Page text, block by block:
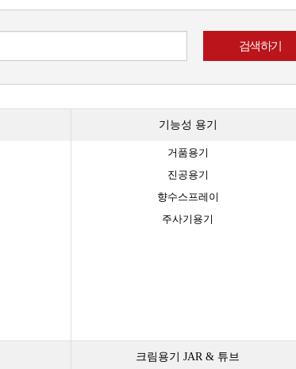
기능성 용기
거품용기
진공용기
향수스프레이
주사기용기
크림용기 JAR & 튜브